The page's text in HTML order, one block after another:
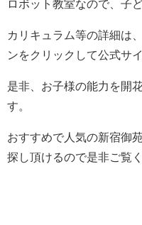
ロボット教室なので、子
カリキュラム等の詳細は
ンをクリックして公式サ
是非、お子様の能力を開
す。
おすすめで人気の新宿御
探し頂けるので是非ご覧く